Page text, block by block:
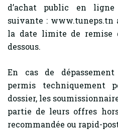
d’achat public en ligne
suivante : www.tuneps.tn
la date limite de remise
dessous.
En cas de
permis techniquement
dossier, les
partie de leurs offres
recommandée ou rapid-